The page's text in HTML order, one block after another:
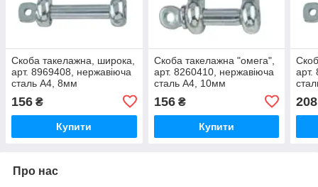
Скоба такелажна, широка,
арт. 8969408, нержавіюча
сталь А4, 8мм
156 ₴
Купити
Скоба такелажна "омега",
арт. 8260410, нержавіюча
сталь А4, 10мм
156₴
Купити
арт.
208
Про нас